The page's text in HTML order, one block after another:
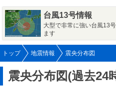
台風13号情報
大型で非常に強い台風13
ます
トップ 地震情報 震央分布図
震央分布図(過去24